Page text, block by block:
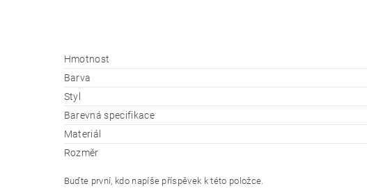
Hmotnost
Barva
Styl
Barevná specifikace
Materiál
Rozměr
Buďte první, kdo napíše příspěvek k této položce.